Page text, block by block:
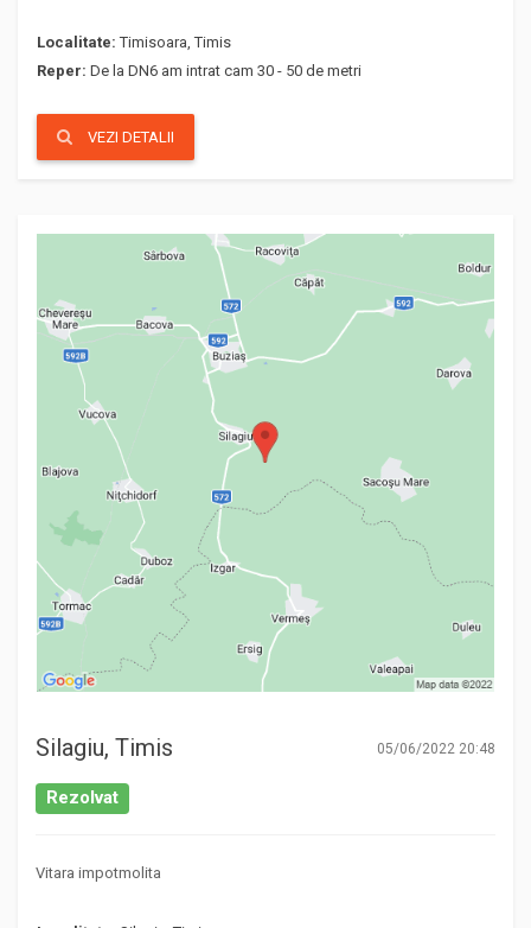
Localitate: Timisoara, Timis
Reper: De la DN6 am intrat cam 30 - 50 de metri
VEZI DETALII
Silagiu, Timis 05/06/2022 20:48
Rezolvat
Vitara impotmolita